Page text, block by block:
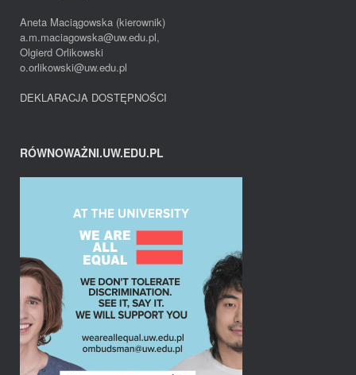
Aneta Maciągowska (kierownik)
a.m.maciagowska@uw.edu.pl,
Olgierd Orlikowski
o.orlikowski@uw.edu.pl
DEKLARACJA DOSTĘPNOŚCI
RÓWNOWAŻNI.UW.EDU.PL